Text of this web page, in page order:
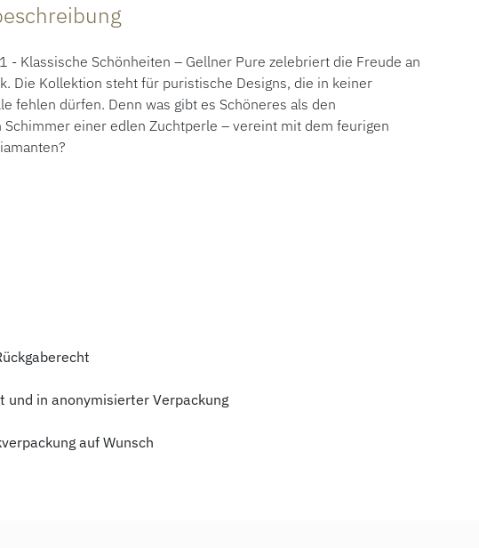
- Klassische Schönheiten – Gellner Pure zelebriert die Freude an
Die Kollektion steht für puristische Designs, die in keiner
fehlen dürfen. Denn was gibt es Schöneres als den
Schimmer einer edlen Zuchtperle – vereint mit dem feurigen
und in anonymisierter Verpackung
auf Wunsch